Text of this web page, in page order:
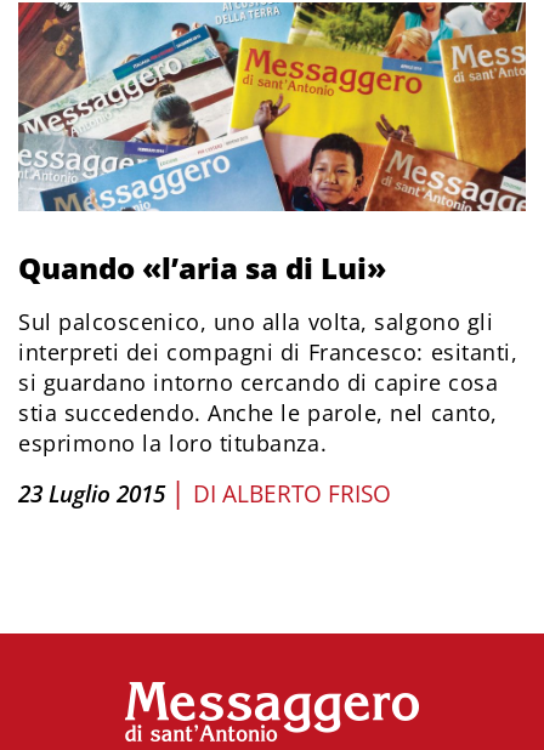
Quando «l’aria sa di Lui»
Sul palcoscenico, uno alla volta, salgono gli
interpreti dei compagni di Francesco: esitanti,
si guardano intorno cercando di capire cosa
stia succedendo. Anche le parole, nel canto,
esprimono la loro titubanza.
23 Luglio 2015 | DI ALBERTO FRISO